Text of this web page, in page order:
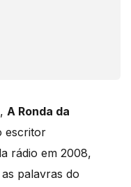
A Ronda da
escritor
rádio em 2008,
palavras do